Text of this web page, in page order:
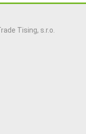
Tising, s.r.o.